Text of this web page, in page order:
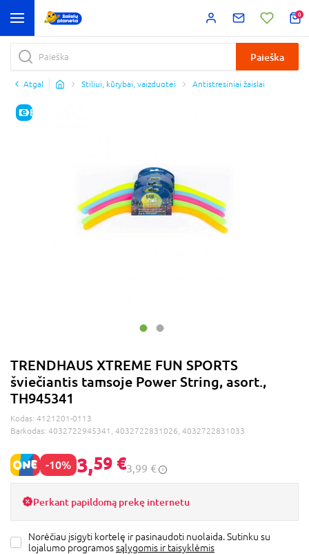
0
Paieška
Atgal Stiliui, kūrybai, vaizduotei Antistresiniai žaislai
E-KAINA
TRENDHAUS XTREME FUN SPORTS
šviečiantis tamsoje Power String, asort.,
TH945341
Kodas: 4121201-0113
Barkodas: 4032722945341, 4032722831026, 4032722831033
-10% 3,59 €3,99 €
Perkant papildomą prekę internetu
Norėčiau įsigyti kortelę ir pasinaudoti nuolaida. Sutinku su
lojalumo programossąlygomis ir taisyklėmis